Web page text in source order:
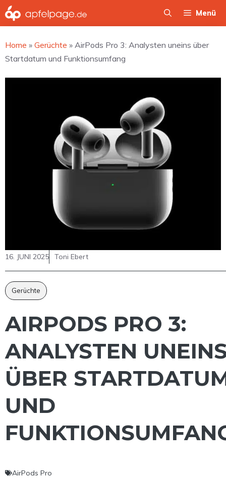
Zum
Inhalt
Menü
Home » Gerüchte » AirPods Pro 3: Analysten uneins über
Startdatum und Funktionsumfang
16. JUNI 2025 Toni Ebert
Gerüchte
AIRPODS PRO 3:
ANALYSTEN
ÜBER
UND
AirPods Pro